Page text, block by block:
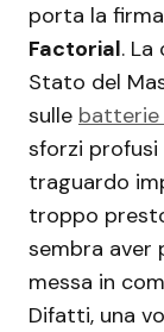
porta la
Factorial. La
Stato del
sulle
sforzi profusi
traguardo
troppo
sembra aver
messa in
Difatti, una